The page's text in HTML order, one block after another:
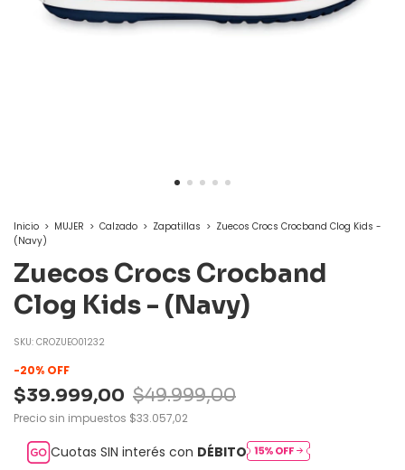
Inicio > MUJER > Calzado > Zapatillas > Zuecos Crocs Crocband Clog Kids -
(Navy)
Zuecos Crocs Crocband
Clog Kids - (Navy)
SKU: CROZUEO01232
-20% OFF
$39.999,00 $49.999,00
Precio sin impuestos $33.057,02
Cuotas SIN interés con DÉBITO